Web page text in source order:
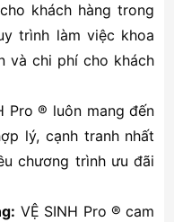
khách hàng trong
trình làm việc khoa
và chi phí cho khách
Pro ® luôn mang đến
lý, cạnh tranh nhất
chương trình ưu đãi
VỆ SINH Pro ® cam